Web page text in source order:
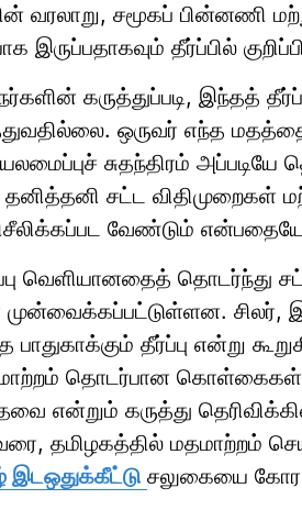
வரலாறு, சமூகப் பின்னணி
இருப்பதாகவும் தீர்ப்பில்
கருத்துப்படி, இந்தத்
ஒருவர் எந்த
சுதந்திரம்
சட்ட விதிமுறைகள்
வேண்டும் என்பதையே
வெளியானதைத் தொடர்ந்து
முன்வைக்கப்பட்டுள்ளன.
தீர்ப்பு என்று
தொடர்பான கொள்கைகள்
என்றும் கருத்து
தமிழகத்தில் மதமாற்றம்
இடஒதுக்கீட்டு சலுகையை கோர